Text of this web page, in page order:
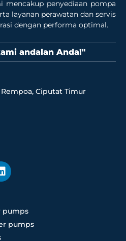
mencakup penyediaan pompa
layanan perawatan dan servis
dengan performa optimal.
andalan Anda!"
Rempoa, Ciputat Timur
pumps
pumps